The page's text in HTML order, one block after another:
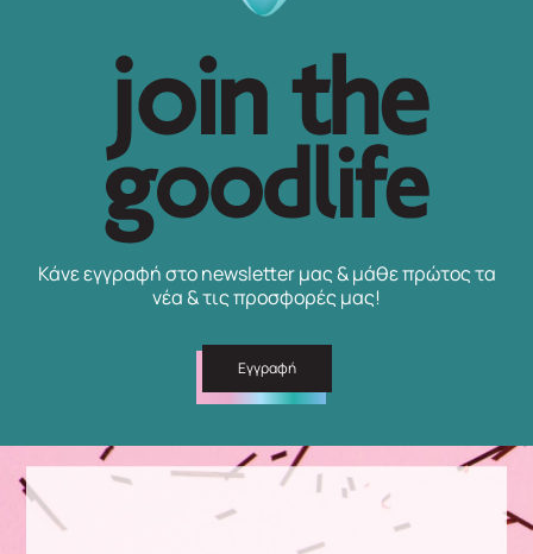
Κάνε εγγραφή στο newsletter μας & μάθε πρώτος τα
νέα & τις προσφορές μας!
Εγγραφή